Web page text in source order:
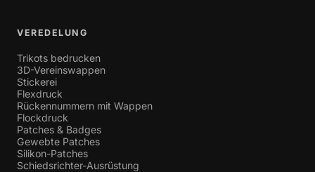
VEREDELUNG
Trikots bedrucken
3D-Vereinswappen
Stickerei
Flexdruck
Rückennummern mit Wappen
Flockdruck
Patches & Badges
Gewebte Patches
Silikon-Patches
Schiedsrichter-Ausrüstung